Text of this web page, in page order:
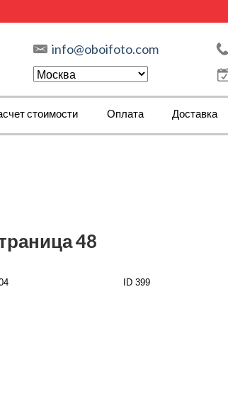
info@oboifoto.com
стоимости Оплата Доставка
48
ID 399